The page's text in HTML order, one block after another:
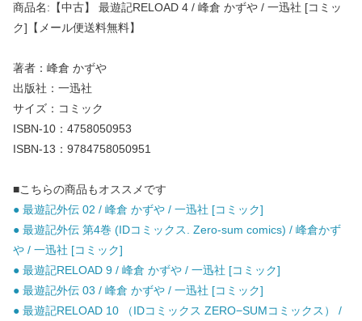
商品名:【中古】 最遊記RELOAD 4 / 峰倉 かずや / 一迅社 [コミッ
ク]【メール便送料無料】
著者：峰倉 かずや
出版社：一迅社
サイズ：コミック
ISBN-10：4758050953
ISBN-13：9784758050951
■こちらの商品もオススメです
● 最遊記外伝 02 / 峰倉 かずや / 一迅社 [コミック]
● 最遊記外伝 第4巻 (IDコミックス. Zero-sum comics) / 峰倉かず
や / 一迅社 [コミック]
● 最遊記RELOAD 9 / 峰倉 かずや / 一迅社 [コミック]
● 最遊記外伝 03 / 峰倉 かずや / 一迅社 [コミック]
● 最遊記RELOAD 10 （IDコミックス ZERO−SUMコミックス） /